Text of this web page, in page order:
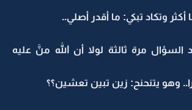
وتكاد تبكي: ما أقدر أصلي..
مرة ثالثة لولا أن الله منَّ عليه
وهو يتنحنح: زين تبين تعشين؟؟